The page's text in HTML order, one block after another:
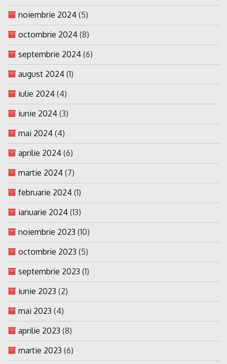
noiembrie 2024 (5)
octombrie 2024 (8)
septembrie 2024 (6)
august 2024 (1)
iulie 2024 (4)
iunie 2024 (3)
mai 2024 (4)
aprilie 2024 (6)
martie 2024 (7)
februarie 2024 (1)
ianuarie 2024 (13)
noiembrie 2023 (10)
octombrie 2023 (5)
septembrie 2023 (1)
iunie 2023 (2)
mai 2023 (4)
aprilie 2023 (8)
martie 2023 (6)